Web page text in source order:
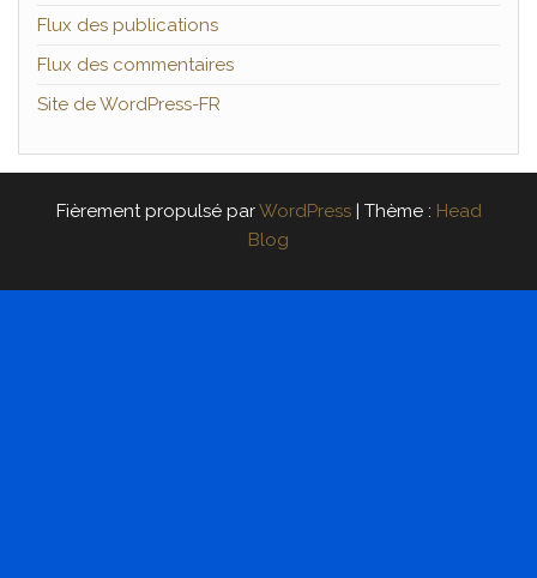
Flux des publications
Flux des commentaires
Site de WordPress-FR
Fièrement propulsé parWordPress | Thème : Head
Blog